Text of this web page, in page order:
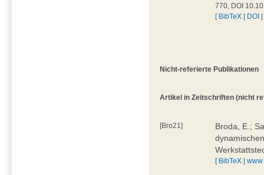
770, DOI
[ BibTeX | DOI
Nicht-referierte Publikationen
Artikel in Zeitschriften (nicht
[Bro21]
Broda, E.;
[ BibTeX |www